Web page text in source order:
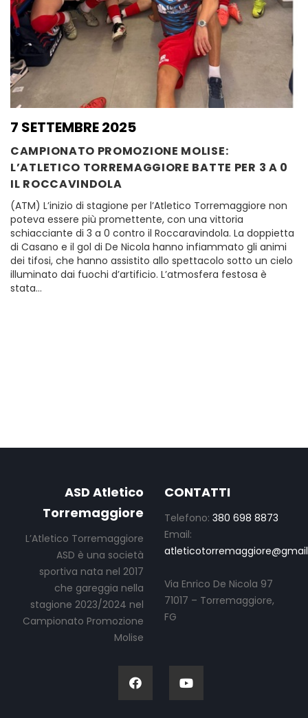
7 SETTEMBRE 2025
CAMPIONATO PROMOZIONE MOLISE:
L’ATLETICO TORREMAGGIORE BATTE PER 3 A 0
IL ROCCAVINDOLA
(ATM) L’inizio di stagione per l’Atletico Torremaggiore non
poteva essere più promettente, con una vittoria
schiacciante di 3 a 0 contro il Roccaravindola. La doppietta
di Casano e il gol di De Nicola hanno infiammato gli animi
dei tifosi, che hanno assistito allo spettacolo sotto un cielo
illuminato dai fuochi d’artificio. L’atmosfera festosa è
stata…
ASD Atletico
Torremaggiore
L’Atletico Torremaggiore
ASD è una società
sportiva nata nel 2017
che gareggia nella
stagione 2023/2024 nel
Campionato Promozione
Molise
CONTATTI
Telefono: 380 698 8873
Email:
Via Enrico De Nicola 97
71017 – Torremaggiore,
FG